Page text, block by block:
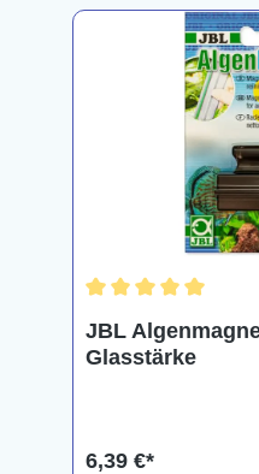
JBL
Glasstärke
6,39 €*